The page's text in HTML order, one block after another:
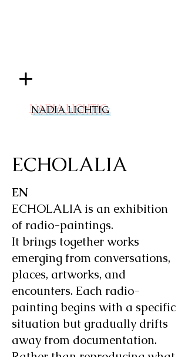
NADIA LICHTIG
ECHOLALIA
EN
ECHOLALIA is an exhibition
of radio-paintings.
It brings together works
emerging from conversations,
places, artworks, and
encounters. Each radio-
painting begins with a specific
situation but gradually drifts
away from documentation.